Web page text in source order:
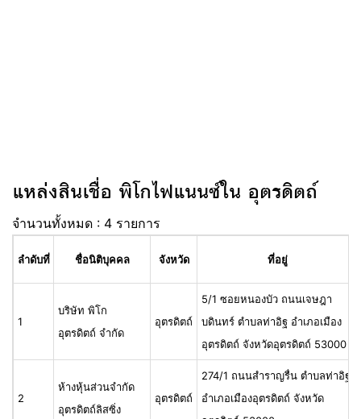
แหล่งสินเชื่อ พิโกไฟแนนซ์ใน อุตรดิตถ์
จำนวนทั้งหมด : 4 รายการ
ลำดับที่ ชื่อนิติบุคคล จังหวัด ที่อยู่
1
บริษัท พิโก
อุตรดิตถ์ จำกัด
อุตรดิตถ์
5/1 ซอยหนองบัว ถนนเจษฎา
บดินทร์ ตำบลท่าอิฐ อำเภอเมือง
อุตรดิตถ์ จังหวัดอุตรดิตถ์ 53000
2
ห้างหุ้นส่วนจำกัด
อุตรดิตถ์ลิสซิ่ง
อุตรดิตถ์
274/1 ถนนสำราญรื่น ตำบลท่าอิฐ
อำเภอเมืองอุตรดิตถ์ จังหวัด